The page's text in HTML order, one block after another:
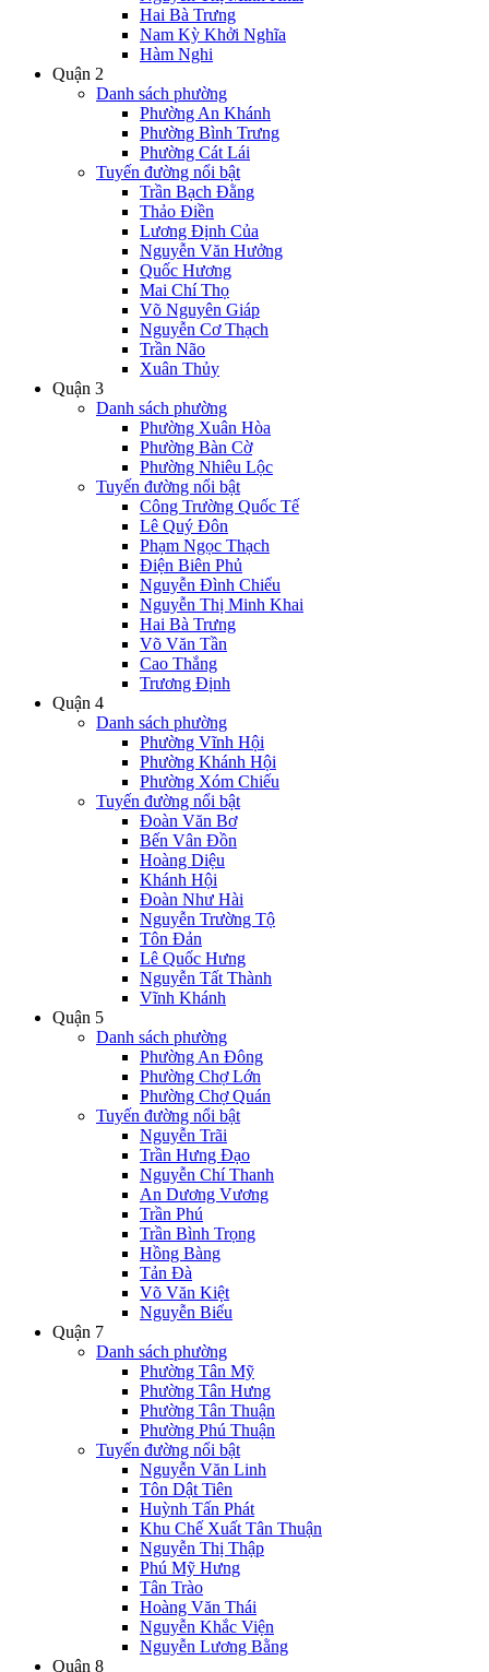
Hai Bà Trưng
Nam Kỳ Khởi Nghĩa
Hàm Nghi
Quận 2
Danh sách phường
Phường An Khánh
Phường Bình Trưng
Phường Cát Lái
Tuyến đường nổi bật
Trần Bạch Đằng
Thảo Điền
Lương Định Của
Nguyễn Văn Hưởng
Quốc Hương
Mai Chí Thọ
Võ Nguyên Giáp
Nguyễn Cơ Thạch
Trần Não
Xuân Thủy
Quận 3
Danh sách phường
Phường Xuân Hòa
Phường Bàn Cờ
Phường Nhiêu Lộc
Tuyến đường nổi bật
Công Trường Quốc Tế
Lê Quý Đôn
Phạm Ngọc Thạch
Điện Biên Phủ
Nguyễn Đình Chiểu
Nguyễn Thị Minh Khai
Hai Bà Trưng
Võ Văn Tần
Cao Thắng
Trương Định
Quận 4
Danh sách phường
Phường Vĩnh Hội
Phường Khánh Hội
Phường Xóm Chiếu
Tuyến đường nổi bật
Đoàn Văn Bơ
Bến Vân Đồn
Hoàng Diệu
Khánh Hội
Đoàn Như Hài
Nguyễn Trường Tộ
Tôn Đản
Lê Quốc Hưng
Nguyễn Tất Thành
Vĩnh Khánh
Quận 5
Danh sách phường
Phường An Đông
Phường Chợ Lớn
Phường Chợ Quán
Tuyến đường nổi bật
Nguyễn Trãi
Trần Hưng Đạo
Nguyễn Chí Thanh
An Dương Vương
Trần Phú
Trần Bình Trọng
Hồng Bàng
Tản Đà
Võ Văn Kiệt
Nguyễn Biểu
Quận 7
Danh sách phường
Phường Tân Mỹ
Phường Tân Hưng
Phường Tân Thuận
Phường Phú Thuận
Tuyến đường nổi bật
Nguyễn Văn Linh
Tôn Dật Tiên
Huỳnh Tấn Phát
Khu Chế Xuất Tân Thuận
Nguyễn Thị Thập
Phú Mỹ Hưng
Tân Trào
Hoàng Văn Thái
Nguyễn Khắc Viện
Nguyễn Lương Bằng
Quận 8